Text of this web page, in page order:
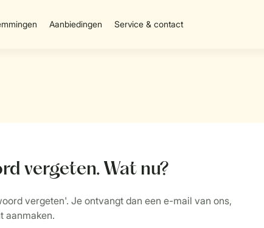
Aanbiedingen Service & contact